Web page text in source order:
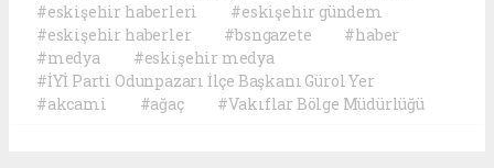
#eskişehir haberleri
#eskişehir gündem
#eskişehir haberler
#bsngazete
#haber
#medya
#eskişehir medya
#İYİ Parti Odunpazarı İlçe Başkanı Gürol Yer
#akcami
#ağaç #Vakıflar Bölge Müdürlüğü